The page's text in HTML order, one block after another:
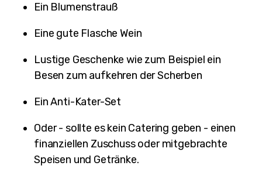
Ein Blumenstrauß
Eine gute Flasche Wein
Lustige Geschenke wie zum Beispiel ein
Besen zum aufkehren der Scherben
Ein Anti-Kater-Set
Oder - sollte es kein Catering geben - einen
finanziellen Zuschuss oder mitgebrachte
Speisen und Getränke.